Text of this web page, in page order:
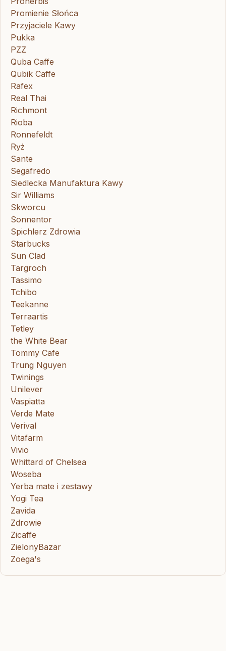
Promienie Słońca
Przyjaciele Kawy
Pukka
PZZ
Quba Caffe
Qubik Caffe
Rafex
Real Thai
Richmont
Rioba
Ronnefeldt
Ryż
Sante
Segafredo
Siedlecka Manufaktura Kawy
Sir Williams
Skworcu
Sonnentor
Spichlerz Zdrowia
Starbucks
Sun Clad
Targroch
Tassimo
Tchibo
Teekanne
Terraartis
Tetley
the White Bear
Tommy Cafe
Trung Nguyen
Twinings
Unilever
Vaspiatta
Verde Mate
Verival
Vitafarm
Vivio
Whittard of Chelsea
Woseba
Yerba mate i zestawy
Yogi Tea
Zavida
Zdrowie
Zicaffe
ZielonyBazar
Zoega's